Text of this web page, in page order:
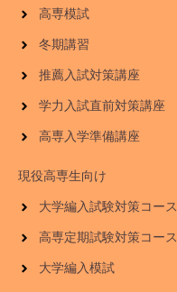
高専模試
冬期講習
推薦入試対策講座
学力入試直前対策講座
高専入学準備講座
現役高専生向け
大学編入試験対策コース
高専定期試験対策コース
大学編入模試